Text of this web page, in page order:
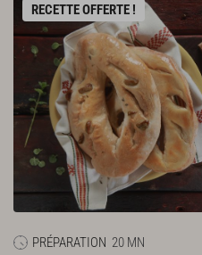
RECETTE OFFERTE !
PRÉPARATION 20 MN